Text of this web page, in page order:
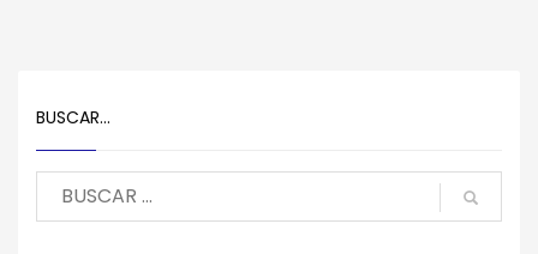
BUSCAR…